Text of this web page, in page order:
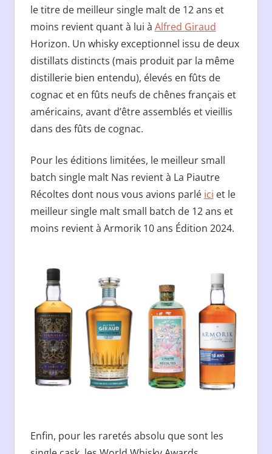
le titre de meilleur single malt de 12 ans et
moins revient quant à lui à Alfred Giraud
Horizon. Un whisky exceptionnel issu de deux
distillats distincts (mais produit par la même
distillerie bien entendu), élevés en fûts de
cognac et en fûts neufs de chênes français et
américains, avant d’être assemblés et vieillis
dans des fûts de cognac.
Pour les éditions limitées, le meilleur small
batch single malt Nas revient à La Piautre
Récoltes dont nous vous avions parlé ici et le
meilleur single malt small batch de 12 ans et
moins revient à Armorik 10 ans Édition 2024.
Enfin, pour les raretés absolu que sont les